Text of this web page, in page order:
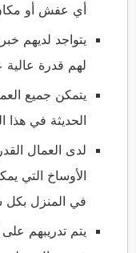
أي عفش أو مكان
يتواجد لديهم
لهم قدرة
يتمكن جميع
الحديثة في هذا
لدى العمال
الأوساخ التي
في المنزل بكل
يتم تدريبهم